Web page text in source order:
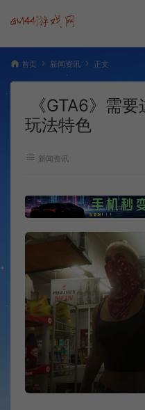
首页 新闻资讯 正文
《GTA6》需
玩法特色
新闻资讯